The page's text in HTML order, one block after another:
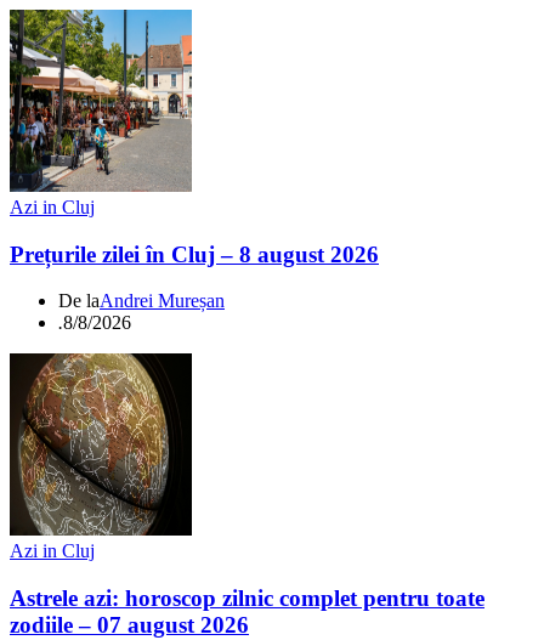
Azi in Cluj
Prețurile zilei în Cluj – 8 august 2026
De laAndrei Mureșan
.8/8/2026
Azi in Cluj
Astrele azi: horoscop zilnic complet pentru toate
zodiile – 07 august 2026